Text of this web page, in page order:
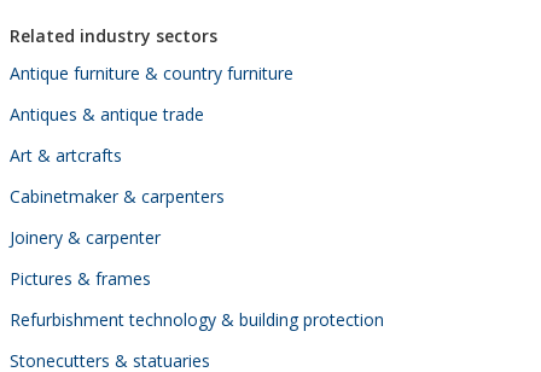
Related industry sectors
Antique furniture & country furniture
Antiques & antique trade
Art & artcrafts
Cabinetmaker & carpenters
Joinery & carpenter
Pictures & frames
Refurbishment technology & building protection
Stonecutters & statuaries